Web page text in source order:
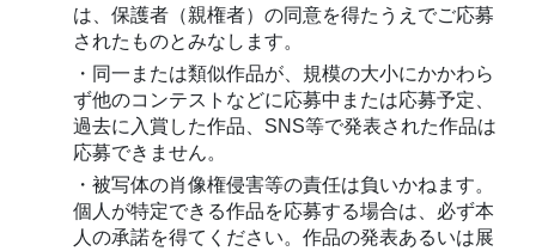
は、保護者（親権者）の同意を得たうえでご応募
されたものとみなします。
・同一または類似作品が、規模の大小にかかわら
ず他のコンテストなどに応募中または応募予定、
過去に入賞した作品、SNS等で発表された作品は
応募できません。
・被写体の肖像権侵害等の責任は負いかねます。
個人が特定できる作品を応募する場合は、必ず本
人の承諾を得てください。作品の発表あるいは展